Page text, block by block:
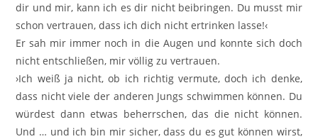
dir und mir, kann ich es dir nicht beibringen. Du musst mir
schon vertrauen, dass ich dich nicht ertrinken lasse!‹
Er sah mir immer noch in die Augen und konnte sich doch
nicht entschließen, mir völlig zu vertrauen.
›Ich weiß ja nicht, ob ich richtig vermute, doch ich denke,
dass nicht viele der anderen Jungs schwimmen können. Du
würdest dann etwas beherrschen, das die nicht können.
Und … und ich bin mir sicher, dass du es gut können wirst,